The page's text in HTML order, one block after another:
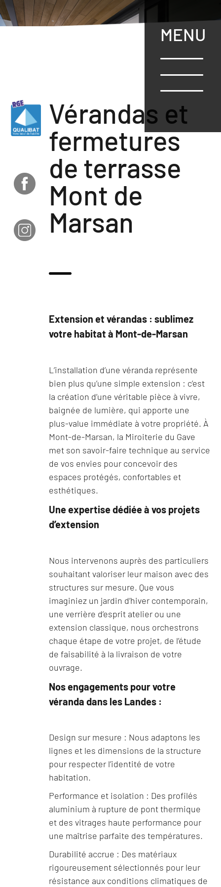
Aller
au
contenu
MENU
Vérandas et
fermetures
de terrasse
Mont de
Marsan
Extension et vérandas : sublimez
votre habitat à Mont-de-Marsan
L’installation d’une véranda représente
bien plus qu’une simple extension : c’est
la création d’une véritable pièce à vivre,
baignée de lumière, qui apporte une
plus-value immédiate à votre propriété. À
Mont-de-Marsan, la Miroiterie du Gave
met son savoir-faire technique au service
de vos envies pour concevoir des
espaces protégés, confortables et
esthétiques.
Une expertise dédiée à vos projets
d’extension
Nous intervenons auprès des particuliers
souhaitant valoriser leur maison avec des
structures sur mesure. Que vous
imaginiez un jardin d’hiver contemporain,
une verrière d’esprit atelier ou une
extension classique, nous orchestrons
chaque étape de votre projet, de l’étude
de faisabilité à la livraison de votre
ouvrage.
Nos engagements pour votre
véranda dans les Landes :
Design sur mesure : Nous adaptons les
lignes et les dimensions de la structure
pour respecter l’identité de votre
habitation.
Performance et isolation : Des profilés
aluminium à rupture de pont thermique
et des vitrages haute performance pour
une maîtrise parfaite des températures.
Durabilité accrue : Des matériaux
rigoureusement sélectionnés pour leur
résistance aux conditions climatiques de